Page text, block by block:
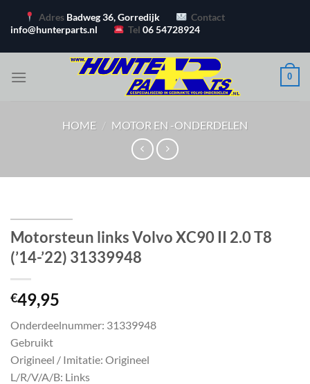
naar
Adres Badweg 36, Gorredijk
Contact
info@hunterparts.nl
Tel06 54728924
0
HOME / MOTOR EN -ONDERDELEN
Motorsteun links Volvo XC90 II 2.0 T8
(’14-’22) 31339948
€49,95
Onderdeelnummer: 31339948
Gebruikt
Origineel / Imitatie: Origineel
L/R/V/A/B: Links